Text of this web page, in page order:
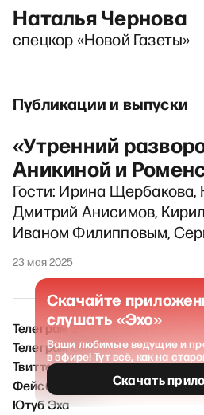
Наталья Чернова
спецкор «Новой Газеты»
Публикации и выпуски
«Утренний
Аникиной и
Гости: Ирина Щербакова,
Дмитрий Анисимов,
Иваном Филипповым,
23 мая 2025
Скачайте
слушать «Эхо»
Ваши любимые ведущие и
в эфире! Тут всё, как на
Скачать
Телеграм ЭХО / Новости
Телеграм ЭХО FM
Твиттер Эха
Фейсбук Эха
Ютуб Эха